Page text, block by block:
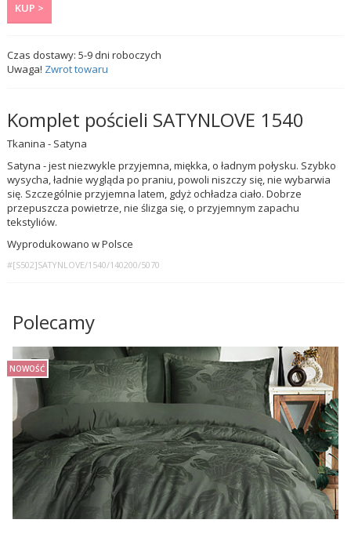
KUP >
Czas dostawy:5-9 dni roboczych
Uwaga! Zwrot towaru
Komplet pościeli SATYNLOVE 1540
Tkanina - Satyna
Satyna - jest niezwykle przyjemna, miękka, o ładnym połysku. Szybko
wysycha, ładnie wygląda po praniu, powoli niszczy się, nie wybarwia
się. Szczególnie przyjemna latem, gdyż ochładza ciało. Dobrze
przepuszcza powietrze, nie ślizga się, o przyjemnym zapachu
tekstyliów.
Wyprodukowano w Polsce
#[S502]SATYNLOVE/1540/140200/5070
Polecamy
NOWOŚĆ